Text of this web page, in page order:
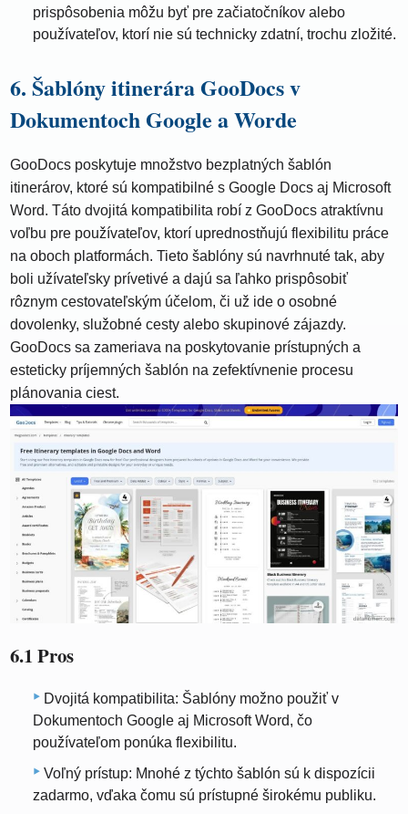
prispôsobenia môžu byť pre začiatočníkov alebo
používateľov, ktorí nie sú technicky zdatní, trochu zložité.
6. Šablóny itinerára GooDocs v
Dokumentoch Google a Worde
GooDocs poskytuje množstvo bezplatných šablón
itinerárov, ktoré sú kompatibilné s Google Docs aj Microsoft
Word. Táto dvojitá kompatibilita robí z GooDocs atraktívnu
voľbu pre používateľov, ktorí uprednostňujú flexibilitu práce
na oboch platformách. Tieto šablóny sú navrhnuté tak, aby
boli užívateľsky prívetivé a dajú sa ľahko prispôsobiť
rôznym cestovateľským účelom, či už ide o osobné
dovolenky, služobné cesty alebo skupinové zájazdy.
GooDocs sa zameriava na poskytovanie prístupných a
esteticky príjemných šablón na zefektívnenie procesu
plánovania ciest.
6.1 Pros
Dvojitá kompatibilita: Šablóny možno použiť v
Dokumentoch Google aj Microsoft Word, čo
používateľom ponúka flexibilitu.
Voľný prístup: Mnohé z týchto šablón sú k dispozícii
zadarmo, vďaka čomu sú prístupné širokému publiku.